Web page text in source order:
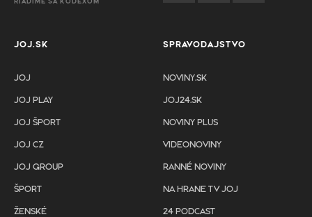
JOJ.SK
JOJ
JOJ PLAY
JOJ ŠPORT
JOJ CZ
JOJ GROUP
ŠPORT
ŽENSKÉ
SPRAVODAJSTVO
NOVINY.SK
JOJ24.SK
NOVINY PLUS
VIDEONOVINY
RANNÉ NOVINY
NA HRANE TV JOJ
24 PODCAST